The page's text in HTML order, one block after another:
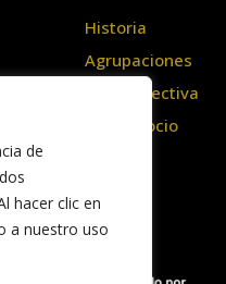
de
hacer clic en
a nuestro uso
Historia
Agrupaciones
Junta Directiva
Hazte Socio